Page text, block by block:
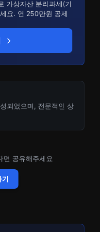
가상자산 분리과세(기
요. 연 250만원 공제
되었으며, 전문적인 상
면 공유해주세요
기